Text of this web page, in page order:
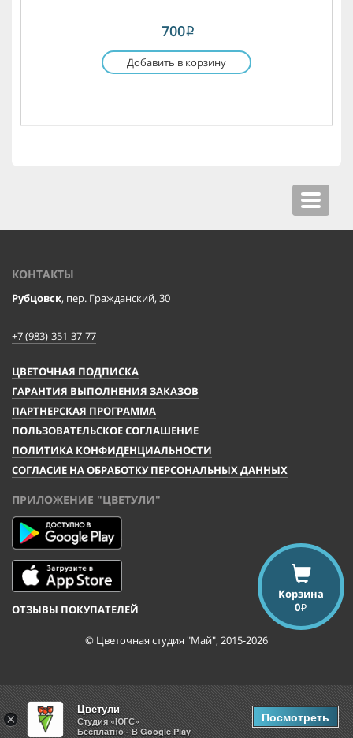
700i
Добавить в корзину
Toggle
КОНТАКТЫ
Рубцовск, пер. Гражданский, 30
+7 (983)-351-37-77
ЦВЕТОЧНАЯ ПОДПИСКА
ГАРАНТИЯ ВЫПОЛНЕНИЯ ЗАКАЗОВ
ПАРТНЕРСКАЯ ПРОГРАММА
ПОЛЬЗОВАТЕЛЬСКОЕ СОГЛАШЕНИЕ
ПОЛИТИКА КОНФИДЕНЦИАЛЬНОСТИ
СОГЛАСИЕ НА ОБРАБОТКУ ПЕРСОНАЛЬНЫХ ДАННЫХ
ПРИЛОЖЕНИЕ "ЦВЕТУЛИ"
ОТЗЫВЫ ПОКУПАТЕЛЕЙ
© Цветочная студия "Май", 2015-2026
Корзина
0i
×
Цветули
Студия «ЮГС»
Бесплатно - В Google Play
Посмотреть